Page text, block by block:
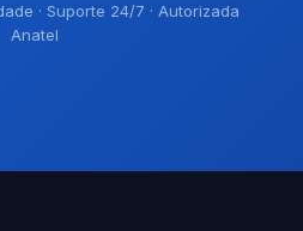
· Suporte 24/7 · Autorizada
Anatel